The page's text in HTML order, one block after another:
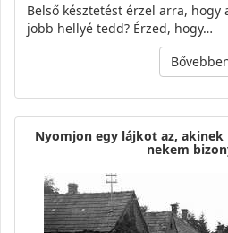
Belső késztetést érzel arra, hogy
jobb hellyé tedd? Érzed, hogy…
Nyomjon egy lájkot az,
nekem